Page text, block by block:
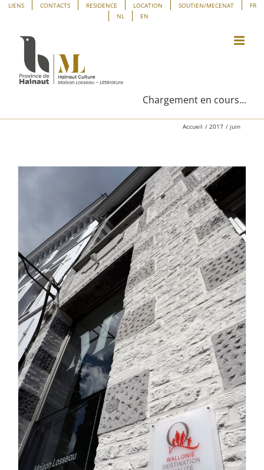
Panneau de gestion des cookies
Passer
contenu
LIENS CONTACTS RESIDENCE LOCATION SOUTIEN/MECENAT
FR
NL
EN
Chargement en cours...
Accueil 2017 juin